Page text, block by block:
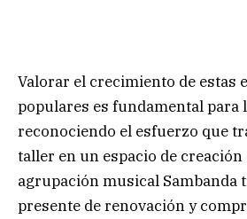
Valorar el crecimiento de estas
populares es fundamental para
reconociendo el esfuerzo que
taller en un espacio de creación
agrupación musical Sambanda
presente de renovación y